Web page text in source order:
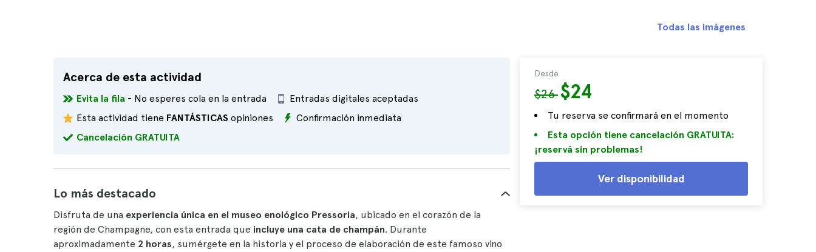
Acerca de esta actividad
Evita la fila - No esperes cola en la entrada
Entradas digitales aceptadas
Esta actividad tiene FANTÁSTICAS opiniones
Confirmación inmediata
Cancelación GRATUITA
Desde
$26$24
Tu reserva se confirmará en el momento
Esta opción tiene cancelación GRATUITA:
¡reservá sin problemas!
Ver disponibilidad
Todas las imágenes
Lo más destacado
Disfruta de una experiencia única en el museo enológico Pressoria, ubicado en el corazón de la
región de Champagne, con esta entrada que incluye una cata de champán. Durante
aproximadamente 2 horas, sumérgete en la historia y el proceso de elaboración de este famoso vino